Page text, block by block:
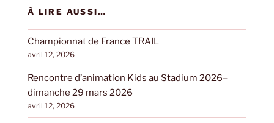
À LIRE AUSSI…
Championnat de France TRAIL
avril 12, 2026
Rencontre d’animation Kids au Stadium 2026–
dimanche 29 mars 2026
avril 12, 2026